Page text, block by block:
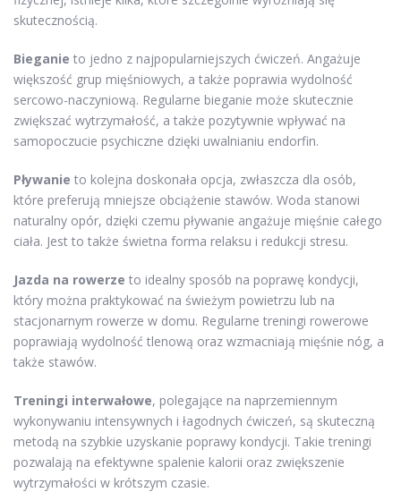
skutecznością.
Bieganie to jedno z najpopularniejszych ćwiczeń. Angażuje
większość grup mięśniowych, a także poprawia wydolność
sercowo-naczyniową. Regularne bieganie może skutecznie
zwiększać wytrzymałość, a także pozytywnie wpływać na
samopoczucie psychiczne dzięki uwalnianiu endorfin.
Pływanie to kolejna doskonała opcja, zwłaszcza dla osób,
które preferują mniejsze obciążenie stawów. Woda stanowi
naturalny opór, dzięki czemu pływanie angażuje mięśnie całego
ciała. Jest to także świetna forma relaksu i redukcji stresu.
Jazda na rowerze to idealny sposób na poprawę kondycji,
który można praktykować na świeżym powietrzu lub na
stacjonarnym rowerze w domu. Regularne treningi rowerowe
poprawiają wydolność tlenową oraz wzmacniają mięśnie nóg, a
także stawów.
Treningi interwałowe, polegające na naprzemiennym
wykonywaniu intensywnych i łagodnych ćwiczeń, są skuteczną
metodą na szybkie uzyskanie poprawy kondycji. Takie treningi
pozwalają na efektywne spalenie kalorii oraz zwiększenie
wytrzymałości w krótszym czasie.